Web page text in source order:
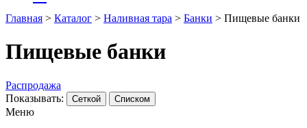
Главная > Каталог > Наливная тара > Банки > Пищевые банки
Пищевые банки
Распродажа
Показывать:
Сеткой Списком
Меню